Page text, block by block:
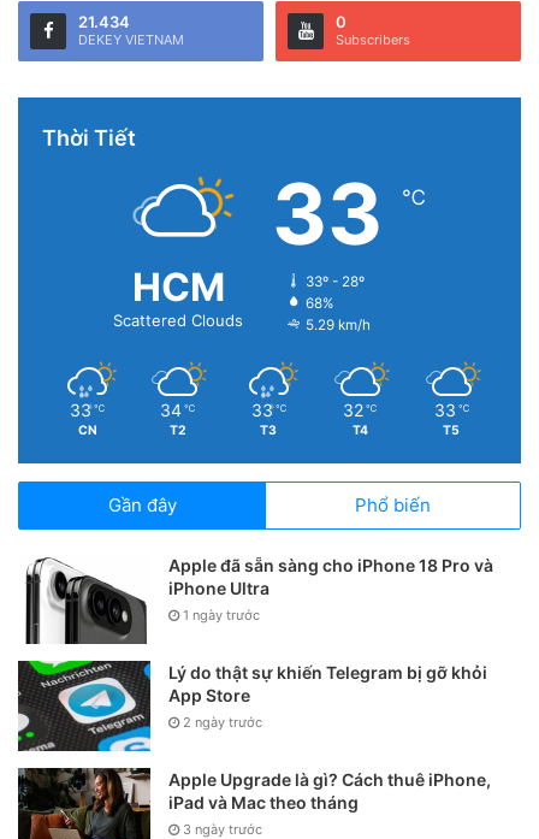
21.434
DEKEY VIETNAM
0
Subscribers
Thời Tiết
HCM
Scattered Clouds
33 ℃
33º - 28º
68%
5.29 km/h
33 ℃
CN
34 ℃
T2
33 ℃
T3
32 ℃
T4
33 ℃
T5
Gần đây Phổ biến
Apple đã sẵn sàng cho iPhone 18 Pro và
iPhone Ultra
1 ngày trước
Lý do thật sự khiến Telegram bị gỡ khỏi
App Store
2 ngày trước
Apple Upgrade là gì? Cách thuê iPhone,
iPad và Mac theo tháng
3 ngày trước